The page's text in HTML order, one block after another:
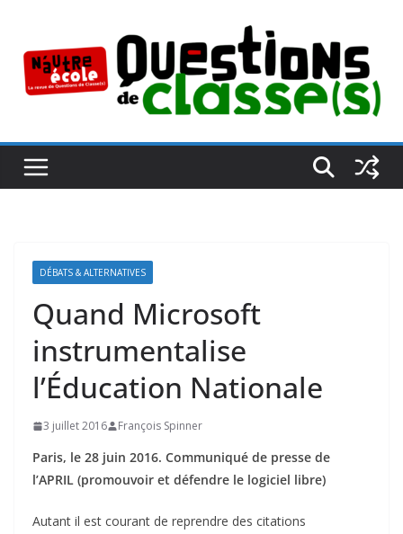
contenu
DÉBATS & ALTERNATIVES
Quand Microsoft
instrumentalise
l’Éducation Nationale
3 juillet 2016 François Spinner
Paris, le 28 juin 2016. Communiqué de presse de
l’APRIL (promouvoir et défendre le logiciel libre)
Autant il est courant de reprendre des citations